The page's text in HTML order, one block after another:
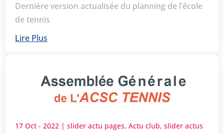
Dernière version actualisée du planning de l’école
de tennis
Lire Plus
17 Oct - 2022 |slider actu pages,Actu club,slider actus